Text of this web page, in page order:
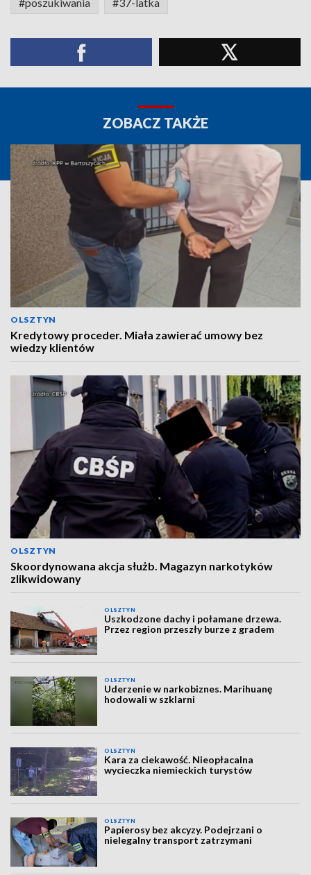
ZOBACZ TAKŻE
OLSZTYN
Kredytowy proceder. Miała zawierać umowy bez
wiedzy klientów
OLSZTYN
Skoordynowana akcja służb. Magazyn narkotyków
zlikwidowany
OLSZTYN
Uszkodzone dachy i połamane drzewa.
Przez region przeszły burze z gradem
OLSZTYN
Uderzenie w narkobiznes. Marihuanę
hodowali w szklarni
OLSZTYN
Kara za ciekawość. Nieopłacalna
wycieczka niemieckich turystów
OLSZTYN
Papierosy bez akcyzy. Podejrzani o
nielegalny transport zatrzymani